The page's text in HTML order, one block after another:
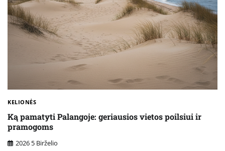
KELIONĖS
Ką pamatyti Palangoje: geriausios vietos poilsiui ir
pramogoms
2026 5 Birželio